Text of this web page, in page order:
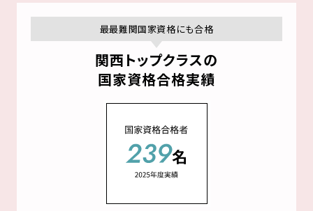
最最難関国家資格にも合格
関西トップクラスの
国家資格合格実績